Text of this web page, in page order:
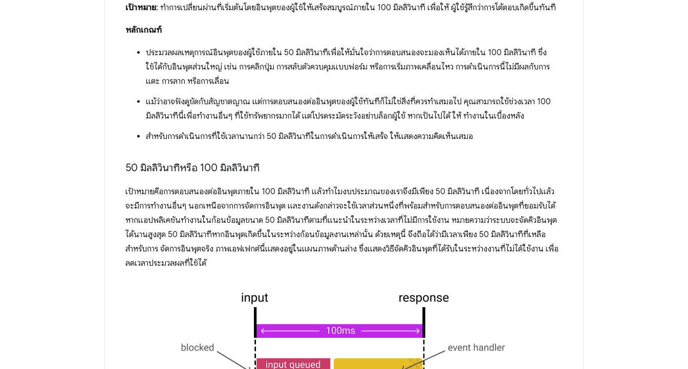
เป้าหมาย: ทำการเปลี่ยนผ่านที่เริ่มต้นโดยอินพุตของผู้ใช้ให้เสร็จสมบูรณ์ภายใน 100 มิลลิวินาที เพื่อให้ ผู้ใช้รู้สึกว่าการโต้ตอบเกิดขึ้นทันที
หลักเกณฑ์
ประมวลผลเหตุการณ์อินพุตของผู้ใช้ภายใน 50 มิลลิวินาทีเพื่อให้มั่นใจว่าการตอบสนองจะมองเห็นได้ภายใน 100 มิลลิวินาที ซึ่ง
ใช้ได้กับอินพุตส่วนใหญ่ เช่น การคลิกปุ่ม การสลับตัวควบคุมแบบฟอร์ม หรือการเริ่มภาพเคลื่อนไหว การดำเนินการนี้ไม่มีผลกับการ
แตะ การลาก หรือการเลื่อน
แม้ว่าอาจฟังดูขัดกับสัญชาตญาณ แต่การตอบสนองต่ออินพุตของผู้ใช้ทันทีก็ไม่ใช่สิ่งที่ควรทำเสมอไป คุณสามารถใช้ช่วงเวลา 100
มิลลิวินาทีนี้เพื่อทำงานอื่นๆ ที่ใช้ทรัพยากรมากได้ แต่โปรดระมัดระวังอย่าบล็อกผู้ใช้ หากเป็นไปได้ ให้ ทำงานในเบื้องหลัง
สำหรับการดำเนินการที่ใช้เวลานานกว่า 50 มิลลิวินาทีในการดำเนินการให้เสร็จ ให้แสดงความคิดเห็นเสมอ
50 มิลลิวินาทีหรือ 100 มิลลิวินาที
เป้าหมายคือการตอบสนองต่ออินพุตภายใน 100 มิลลิวินาที แล้วทำไมงบประมาณของเราจึงมีเพียง 50 มิลลิวินาที เนื่องจากโดยทั่วไปแล้ว
จะมีการทำงานอื่นๆ นอกเหนือจากการจัดการอินพุต และงานดังกล่าวจะใช้เวลาส่วนหนึ่งที่พร้อมสำหรับการตอบสนองต่ออินพุตที่ยอมรับได้
หากแอปพลิเคชันทำงานในก้อนข้อมูลขนาด 50 มิลลิวินาทีตามที่แนะนำในระหว่างเวลาที่ไม่มีการใช้งาน หมายความว่าระบบจะจัดคิวอินพุต
ได้นานสูงสุด 50 มิลลิวินาทีหากอินพุตเกิดขึ้นในระหว่างก้อนข้อมูลงานเหล่านั้น ด้วยเหตุนี้ จึงถือได้ว่ามีเวลาเพียง 50 มิลลิวินาทีที่เหลือ
สำหรับการ จัดการอินพุตจริง ภาพเอฟเฟกต์นี้แสดงอยู่ในแผนภาพด้านล่าง ซึ่งแสดงวิธีจัดคิวอินพุตที่ได้รับในระหว่างงานที่ไม่ได้ใช้งาน เพื่อ
ลดเวลาประมวลผลที่ใช้ได้